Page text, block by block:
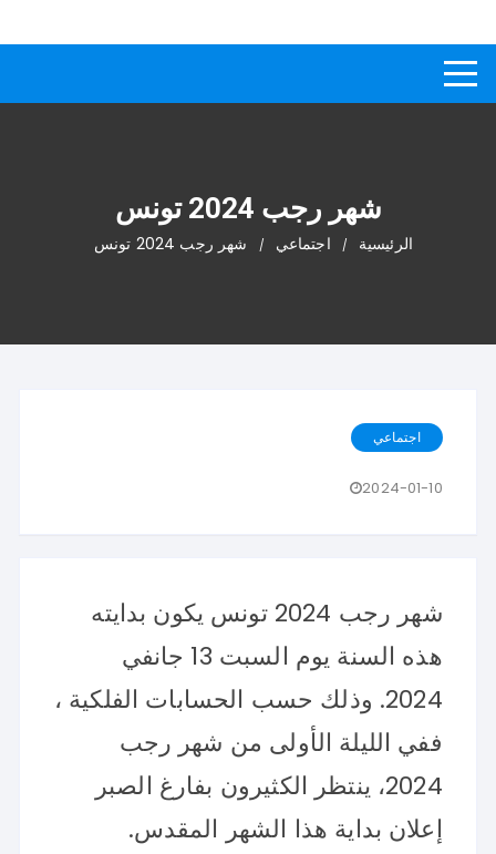
المحتوى
شهر رجب 2024 تونس
الرئيسية اجتماعي شهر رجب 2024 تونس
اجتماعي
2024-01-10
شهر رجب 2024 تونس يكون بدايته
هذه السنة يوم السبت 13 جانفي
2024. وذلك حسب الحسابات الفلكية ،
ففي الليلة الأولى من شهر رجب
2024، ينتظر الكثيرون بفارغ الصبر
إعلان بداية هذا الشهر المقدس.